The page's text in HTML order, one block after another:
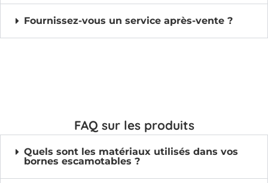
Fournissez-vous un service après-vente ?
FAQ sur les produits
Quels sont les matériaux utilisés dans vos
bornes escamotables ?